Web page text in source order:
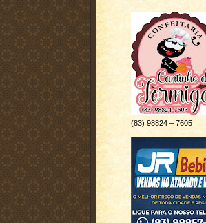
(83) 98824 – 7605